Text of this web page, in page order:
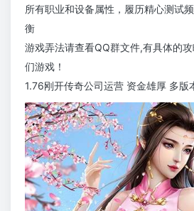
所有职业和设备属性，履历精心测试
衡
游戏弄法请查看QQ群文件,有具体的
们游戏！
1.76刚开传奇公司运营 资金雄厚 多版